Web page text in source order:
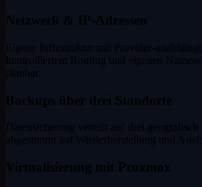
Netzwerk & IP-Adressen
Eigene Infrastruktur mit Provider-
kontrolliertem Routing und eigenen
planbar.
Backups über drei Standorte
Datensicherung verteilt auf drei geografisch
abgestimmt auf Wiederherstellung und
Virtualisierung mit Proxmox